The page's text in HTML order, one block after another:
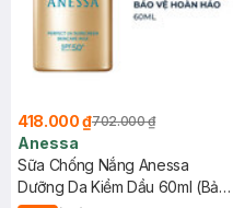
418.000 ₫702.000 ₫
Anessa
Sữa Chống Nắng Anessa
Dưỡng Da Kiềm Dầu 60ml (Bản